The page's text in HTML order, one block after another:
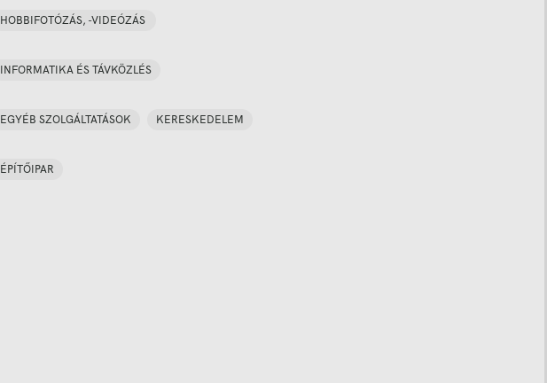
HOBBIFOTÓZÁS, -VIDEÓZÁS
INFORMATIKA ÉS TÁVKÖZLÉS
EGYÉB SZOLGÁLTATÁSOK KERESKEDELEM
ÉPÍTŐIPAR